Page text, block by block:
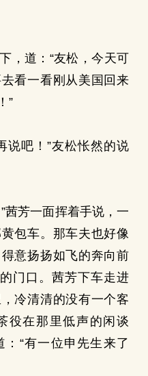
道：“友松，今天可
看一看刚从美国回来
”
吧！”友松怅然的说
芳一面挥着手说，一
包车。那车夫也好像
意扬扬如飞的奔向前
门口。茜芳下车走进
冷清清的没有一个客
役在那里低声的闲谈
“有一位申先生来了